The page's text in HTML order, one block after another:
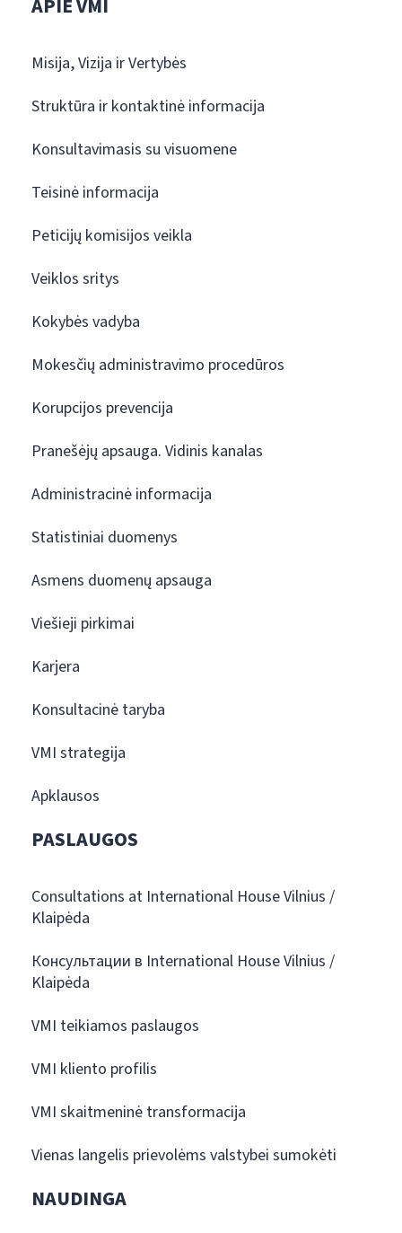
APIE VMI
Misija, Vizija ir Vertybės
Struktūra ir kontaktinė informacija
Konsultavimasis su visuomene
Teisinė informacija
Peticijų komisijos veikla
Veiklos sritys
Kokybės vadyba
Mokesčių administravimo procedūros
Korupcijos prevencija
Pranešėjų apsauga. Vidinis kanalas
Administracinė informacija
Statistiniai duomenys
Asmens duomenų apsauga
Viešieji pirkimai
Karjera
Konsultacinė taryba
VMI strategija
Apklausos
PASLAUGOS
Consultations at International House Vilnius /
Klaipėda
Консультации в International House Vilnius /
Klaipėda
VMI teikiamos paslaugos
VMI kliento profilis
VMI skaitmeninė transformacija
Vienas langelis prievolėms valstybei sumokėti
NAUDINGA